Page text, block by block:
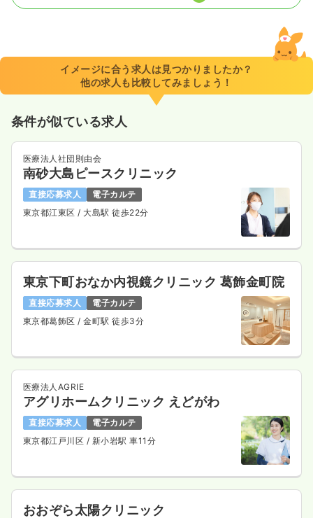
8:30～18:30（休憩120分）
日祝休み
年間休日120日 4週8休以上
オンコールあり
月給35万円以上可
日勤のみ（パート） 一時募集休止
給与 時給1,800円〜
日祝休み
オンコールあり
ブランク可
気になる 詳細を見る
イメージに合う求人は見つかりましたか？
他の求人も比較してみましょう！
条件が似ている求人
医療法人社団則由会
南砂大島ピースクリニック
直接応募求人
電子カルテ
東京都江東区/ 大島駅 徒歩22分
東京下町おなか内視鏡クリニック 葛飾金町院
直接応募求人
電子カルテ
東京都葛飾区/ 金町駅 徒歩3分
医療法人AGRIE
アグリホームクリニック えどがわ
直接応募求人
電子カルテ
東京都江戸川区 / 新小岩駅 車11分
おおぞら太陽クリニック